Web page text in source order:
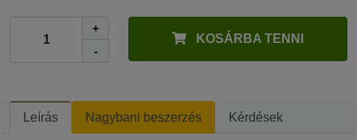
+
-
KOSÁRBA TENNI
Leírás Nagybani beszerzés Kérdések